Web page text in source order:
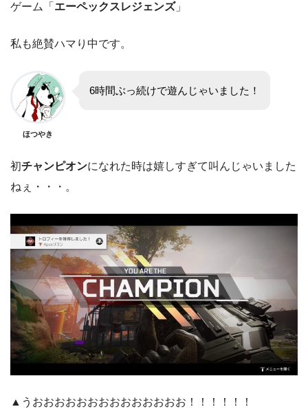
ゲーム「 エーペックスレジェンズ」
私も絶賛ハマり中です。
ほつやき
6時間ぶっ続けで遊んじゃいました！
初チャンピオンになれた時は嬉しすぎて叫んじゃいました
ねぇ・・・。
▲うおおおおおおおおおおおおおお！！！！！！